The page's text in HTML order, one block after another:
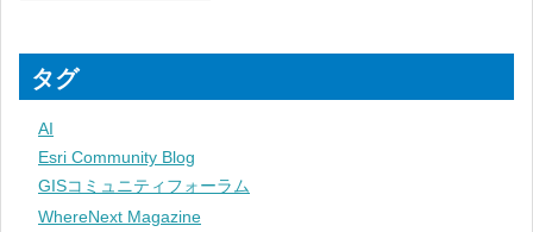
タグ
AI
Esri Community Blog
GISコミュニティフォーラム
WhereNext Magazine